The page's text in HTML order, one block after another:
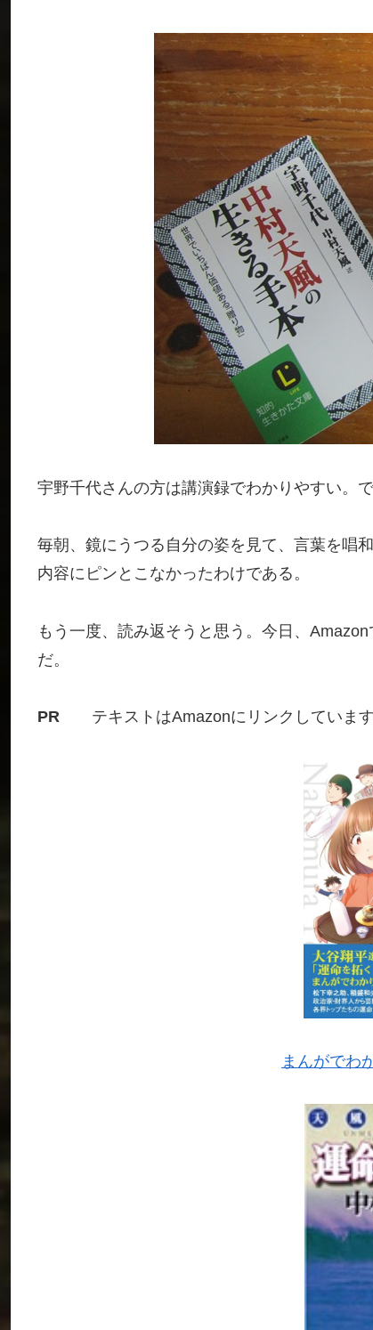
宇野千代さんの方は講演録でわかりやすい。
毎朝、鏡にうつる自分の姿を見て、言葉を唱
内容にピンとこなかったわけである。
もう一度、読み返そうと思う。今日、
だ。
PR テキストはAmazonにリンクしています
まんがでわ